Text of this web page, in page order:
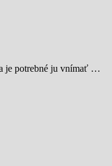
je potrebné ju vnímať …